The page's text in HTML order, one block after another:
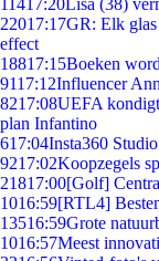
11417:20Lisa (38)
22017:17GR: Elk
effect
18817:15Boeken
9117:12Influencer
8217:08UEFA
plan Infantino
617:04Insta360
9217:02Koopzegels
21817:00[Golf]
1016:59[RTL4]
13516:59Grote
1016:57Meest